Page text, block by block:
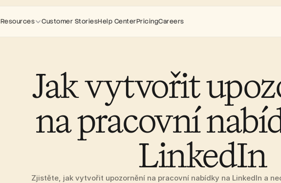
Jak vytvořit
na pracovní
LinkedIn
Zjistěte, jak vytvořit upozornění na pracovní nabídky na LinkedIn a
Resources Customer StoriesHelp CenterPricingCareers